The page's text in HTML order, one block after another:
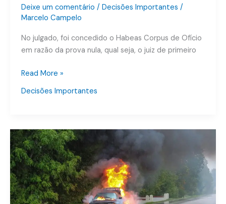
Deixe um comentário / Decisões Importantes /
Marcelo Campelo
No julgado, foi concedido o Habeas Corpus de Ofício
em razão da prova nula, qual seja, o juiz de primeiro
Read More »
Decisões Importantes
Crimes
no
Carnaval:
Beber
e
Dirigir